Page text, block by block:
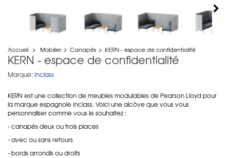
Accueil > Mobilier > Canapés > KERN - espace de confidentialité
KERN - espace de confidentialité
Marque: Inclass
KERN est une collection de meubles modulables de Pearson Lloyd pour
la marque espagnole Inclass. Voici une alcôve que vous vous
personnaliser comme vous le souhaitez :
- canapés deux ou trois places
- avec ou sans retours
- bords arrondis ou droits